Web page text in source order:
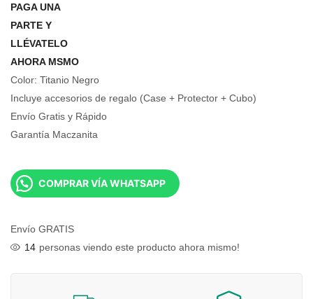
PAGA UNA
PARTE Y
LLÉVATELO
AHORA MSMO
Color: Titanio Negro
Incluye accesorios de regalo (Case + Protector + Cubo)
Envío Gratis y Rápido
Garantía Maczanita
COMPRAR VÍA WHATSAPP
Envío GRATIS
14 personas viendo este producto ahora mismo!